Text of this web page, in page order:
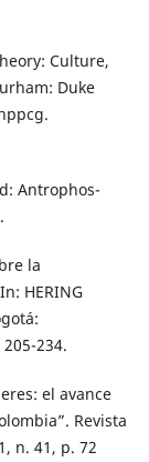
Culture,
Duke
Antrophos-
la
HERING
234.
el avance
Revista
n. 41, p. 72